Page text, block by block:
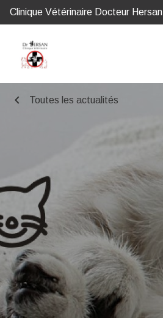
Clinique Vétérinaire Docteur Hersan
chevron_left Toutes les actualités